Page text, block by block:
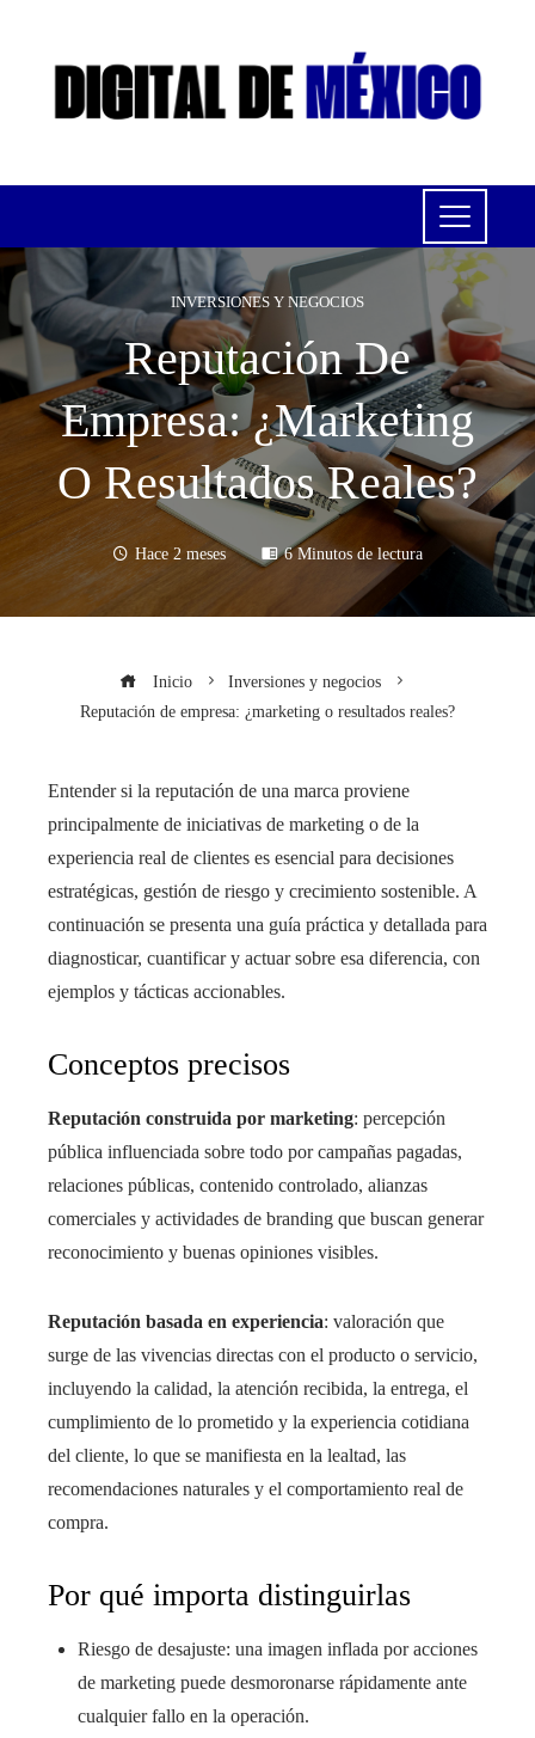
INVERSIONES Y NEGOCIOS
Reputación De
Empresa: ¿marketing
O Resultados Reales?
Hace 2 meses 6 Minutos de lectura
Inicio
Inversiones y negocios
Reputación de empresa: ¿marketing o resultados reales?
Entender si la reputación de una marca proviene
principalmente de iniciativas de marketing o de la
experiencia real de clientes es esencial para decisiones
estratégicas, gestión de riesgo y crecimiento sostenible. A
continuación se presenta una guía práctica y detallada para
diagnosticar, cuantificar y actuar sobre esa diferencia, con
ejemplos y tácticas accionables.
Conceptos precisos
Reputación construida por marketing: percepción
pública influenciada sobre todo por campañas pagadas,
relaciones públicas, contenido controlado, alianzas
comerciales y actividades de branding que buscan generar
reconocimiento y buenas opiniones visibles.
Reputación basada en experiencia: valoración que
surge de las vivencias directas con el producto o servicio,
incluyendo la calidad, la atención recibida, la entrega, el
cumplimiento de lo prometido y la experiencia cotidiana
del cliente, lo que se manifiesta en la lealtad, las
recomendaciones naturales y el comportamiento real de
compra.
Por qué importa distinguirlas
Riesgo de desajuste: una imagen inflada por acciones
de marketing puede desmoronarse rápidamente ante
cualquier fallo en la operación.